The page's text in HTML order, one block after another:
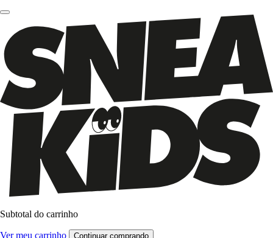
Subtotal do carrinho
Ver meu carrinho Continuar comprando